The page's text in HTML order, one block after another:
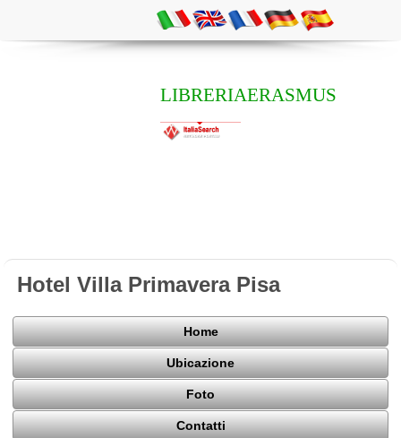
LIBRERIAERASMUS
Hotel Villa Primavera Pisa
Home
Ubicazione
Foto
Contatti